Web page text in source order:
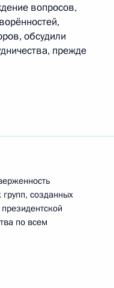
вопросов,
обсудили
прежде
созданных
по всем